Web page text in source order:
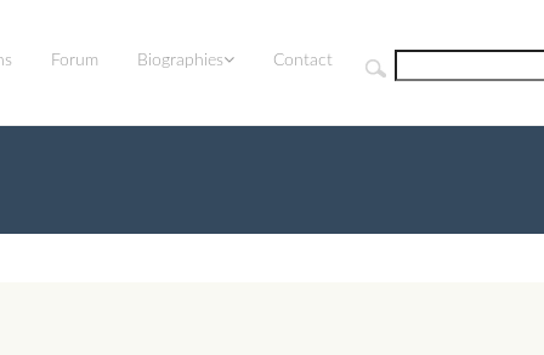
Forum Biographies Contact